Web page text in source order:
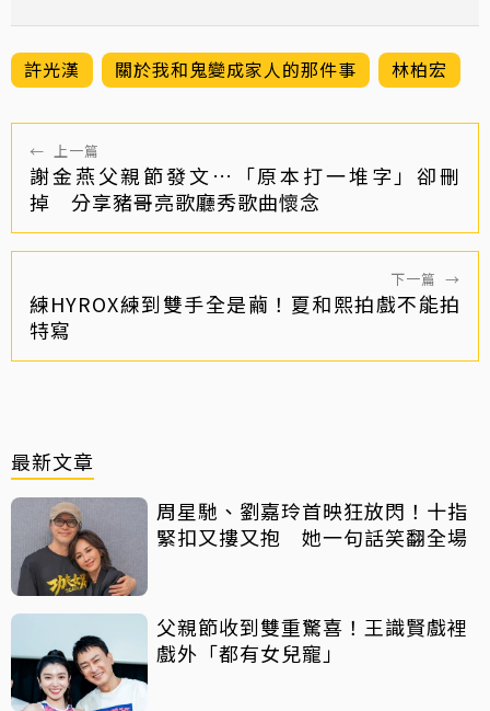
許光漢 關於我和鬼變成家人的那件事 林柏宏
← 上一篇
謝金燕父親節發文…「原本打一堆字」卻刪
掉 分享豬哥亮歌廳秀歌曲懷念
下一篇 →
練HYROX練到雙手全是繭！夏和熙拍戲不能拍
特寫
最新文章
周星馳、劉嘉玲首映狂放閃！十指
緊扣又摟又抱 她一句話笑翻全場
父親節收到雙重驚喜！王識賢戲裡
戲外「都有女兒寵」